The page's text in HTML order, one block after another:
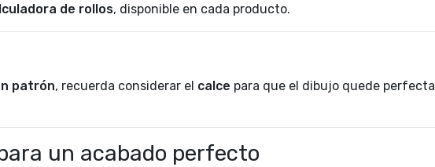
de rollos, disponible en cada producto.
patrón, recuerda considerar el calce para que el dibujo quede
un acabado perfecto